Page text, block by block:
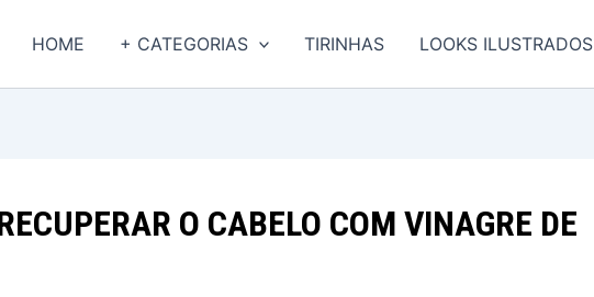
HOME + CATEGORIAS TIRINHAS LOOKS ILUSTRADOS
O CABELO COM VINAGRE DE